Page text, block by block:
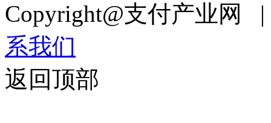
Copyright@支付产业
系我们
返回顶部